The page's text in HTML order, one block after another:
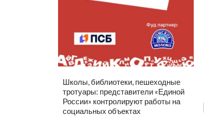
Школы, библиотеки, пешеходные
тротуары: представители «Единой
России» контролируют работы на
социальных объектах